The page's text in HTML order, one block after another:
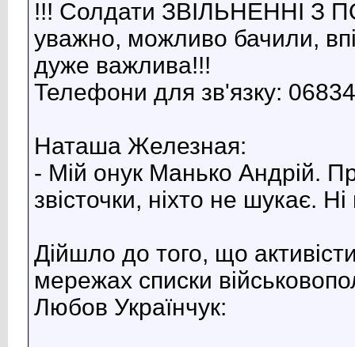
!!! Солдати ЗВІЛЬНЕННІ З
уважно, можливо бачили,
дуже важлива!!!
Телефони для зв'язку:
Наташа Железная:
- Мій онук Манько Андрій.
звісточки, ніхто не шукає.
Дійшло до того, що
мережах списки
Любов Українчук: